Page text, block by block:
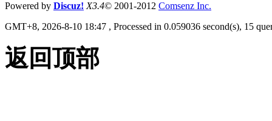
Powered by Discuz! X3.4© 2001-2012 Comsenz Inc.
GMT+8, 2026-8-10 18:47 , Processed in 0.059036 second(s), 15
返回顶部